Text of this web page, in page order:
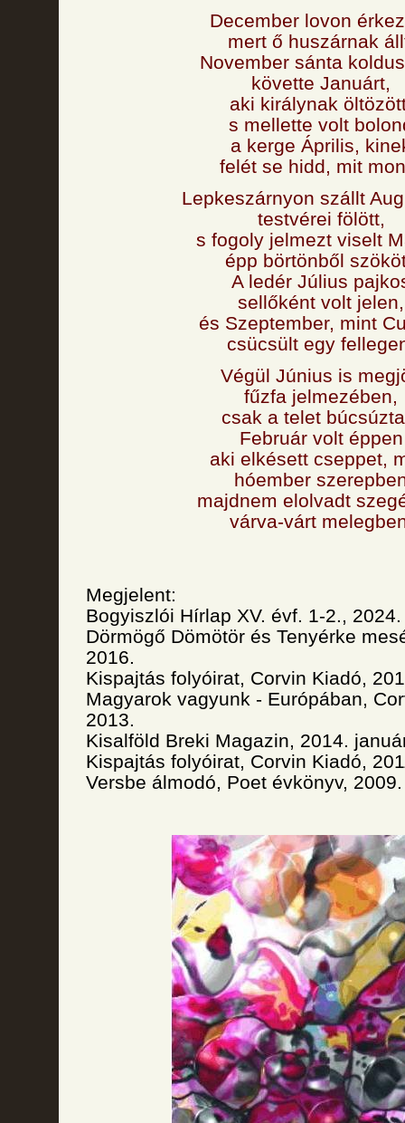
December lovon
mert ő huszárnak
November sánta
követte Januárt,
aki királynak
s mellette volt
a kerge Április,
felét se hidd, mit
Lepkeszárnyon szállt
testvérei fölött,
s fogoly jelmezt viselt
épp börtönből
A ledér Július
sellőként volt jelen,
és Szeptember, mint
csücsült egy
Végül Június is
fűzfa jelmezében,
csak a telet
Február volt éppen
aki elkésett cseppet,
hóember
majdnem elolvadt
várva-várt
Megjelent:
Bogyiszlói Hírlap XV. évf. 1-2., 2024.
Dörmögő Dömötör és Tenyérke
2016.
Kispajtás folyóirat, Corvin Kiadó,
Magyarok vagyunk - Európában,
2013.
Kisalföld Breki Magazin, 2014.
Kispajtás folyóirat, Corvin Kiadó,
Versbe álmodó, Poet évkönyv, 2009.